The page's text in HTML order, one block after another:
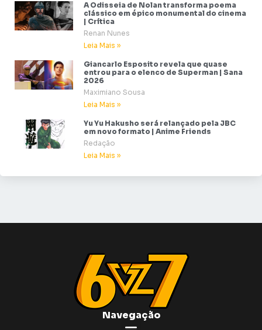
A Odisseia de Nolan transforma poema
clássico em épico monumental do cinema
| Crítica
Renan Nunes
Leia Mais »
Giancarlo Esposito revela que quase
entrou para o elenco de Superman | Sana
2026
Maximiano Sousa
Leia Mais »
Yu Yu Hakusho será relançado pela JBC
em novo formato | Anime Friends
Redação
Leia Mais »
Navegação